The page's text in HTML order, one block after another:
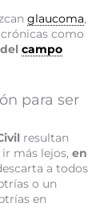
glaucoma,
como
campo
para ser
resultan
más lejos, en
a todos
o un
en